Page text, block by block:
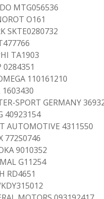
MTG056536
O161
SKTE0280732
TA1903
0284351
110161210
1603430
SPORT GERMANY
40923154
AUTOMOTIVE 4311550
772S0746
9010352
G11254
RD4651